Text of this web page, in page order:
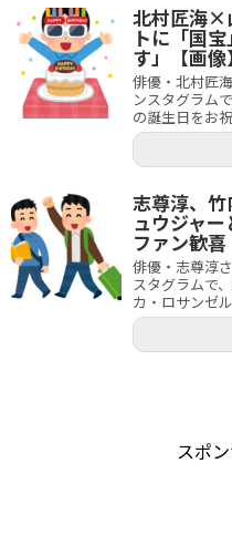
北村匠海×
トに「国
す」【画像】
俳優・北村匠
ンスタグラム
の誕生日をお
志尊淳、
ュウジャ
ファン歓喜
俳優・志尊淳
スタグラムで
カ・ロサンゼ
スポ